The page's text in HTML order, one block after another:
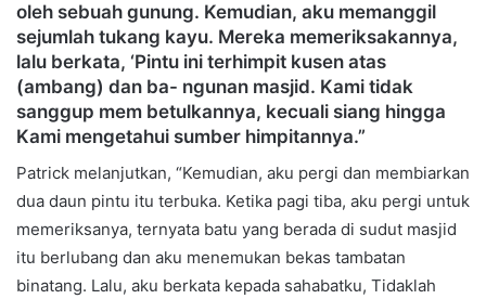
oleh sebuah gunung. Kemudian, aku memanggil
sejumlah tukang kayu. Mereka memeriksakannya,
lalu berkata, ‘Pintu ini terhimpit kusen atas
(ambang) dan ba- ngunan masjid. Kami tidak
sanggup mem betulkannya, kecuali siang hingga
Kami mengetahui sumber himpitannya.”
Patrick melanjutkan, “Kemudian, aku pergi dan membiarkan
dua daun pintu itu terbuka. Ketika pagi tiba, aku pergi untuk
memeriksanya, ternyata batu yang berada di sudut masjid
itu berlubang dan aku menemukan bekas tambatan
binatang. Lalu, aku berkata kepada sahabatku, Tidaklah